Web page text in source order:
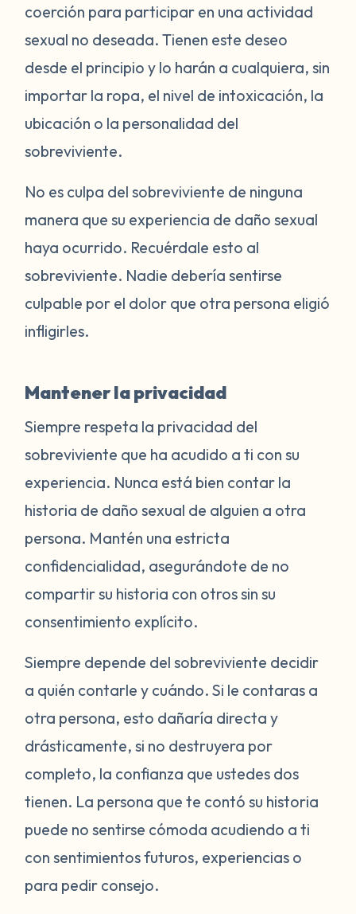
coerción para participar en una actividad
sexual no deseada. Tienen este deseo
desde el principio y lo harán a cualquiera, sin
importar la ropa, el nivel de intoxicación, la
ubicación o la personalidad del
sobreviviente.
No es culpa del sobreviviente de ninguna
manera que su experiencia de daño sexual
haya ocurrido. Recuérdale esto al
sobreviviente. Nadie debería sentirse
culpable por el dolor que otra persona eligió
infligirles.
Mantener la privacidad
Siempre respeta la privacidad del
sobreviviente que ha acudido a ti con su
experiencia. Nunca está bien contar la
historia de daño sexual de alguien a otra
persona. Mantén una estricta
confidencialidad, asegurándote de no
compartir su historia con otros sin su
consentimiento explícito.
Siempre depende del sobreviviente decidir
a quién contarle y cuándo. Si le contaras a
otra persona, esto dañaría directa y
drásticamente, si no destruyera por
completo, la confianza que ustedes dos
tienen. La persona que te contó su historia
puede no sentirse cómoda acudiendo a ti
con sentimientos futuros, experiencias o
para pedir consejo.